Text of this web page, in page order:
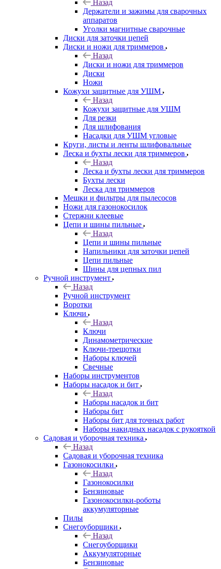
Назад
Держатели и зажимы для сварочных
аппаратов
Уголки магнитные сварочные
Диски для заточки цепей
Диски и ножи для триммеров
Назад
Диски и ножи для триммеров
Диски
Ножи
Кожухи защитные для УШМ
Назад
Кожухи защитные для УШМ
Для резки
Для шлифования
Насадки для УШМ угловые
Круги, листы и ленты шлифовальные
Леска и бухты лески для триммеров
Назад
Леска и бухты лески для триммеров
Бухты лески
Леска для триммеров
Мешки и фильтры для пылесосов
Ножи для газонокосилок
Стержни клеевые
Цепи и шины пильные
Назад
Цепи и шины пильные
Напильники для заточки цепей
Цепи пильные
Шины для цепных пил
Ручной инструмент
Назад
Ручной инструмент
Воротки
Ключи
Назад
Ключи
Динамометрические
Ключи-трещотки
Наборы ключей
Свечные
Наборы инструментов
Наборы насадок и бит
Назад
Наборы насадок и бит
Наборы бит
Наборы бит для точных работ
Наборы накидных насадок с рукояткой
Садовая и уборочная техника
Назад
Садовая и уборочная техника
Газонокосилки
Назад
Газонокосилки
Бензиновые
Газонокосилки-роботы
аккумуляторные
Пилы
Снегоуборщики
Назад
Снегоуборщики
Аккумуляторные
Бензиновые